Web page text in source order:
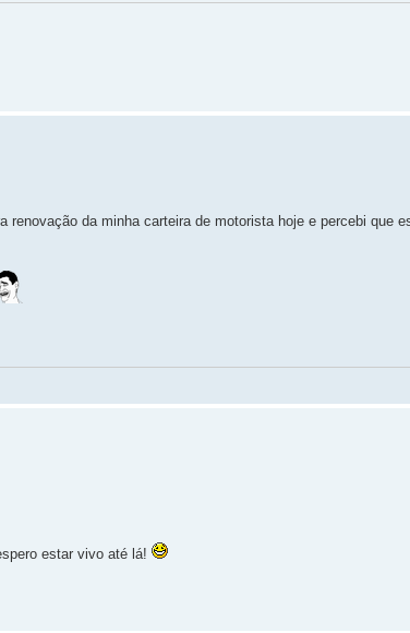
da minha carteira de motorista hoje e percebi que
estar vivo até lá!